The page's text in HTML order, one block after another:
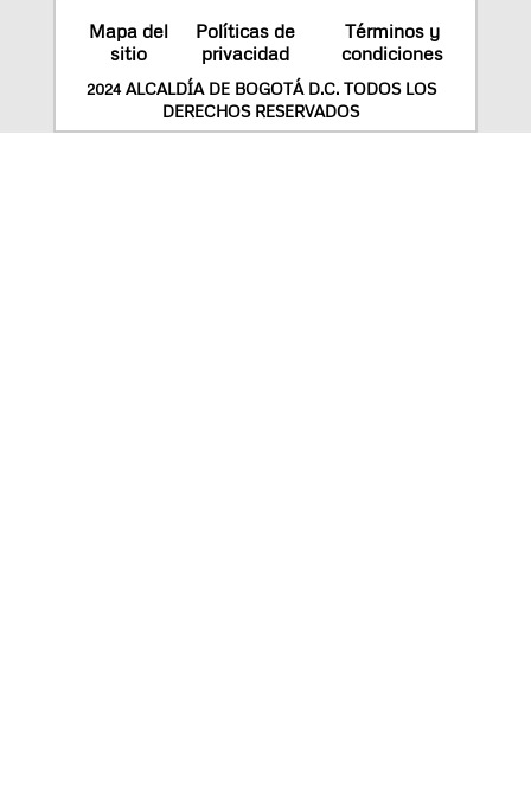
Mapa del
sitio
Políticas de
privacidad
Términos y
condiciones
2024 ALCALDÍA DE BOGOTÁ D.C. TODOS LOS
DERECHOS RESERVADOS